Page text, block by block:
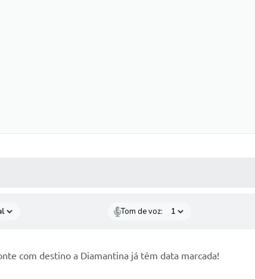
Tom de voz:
com destino a Diamantina já têm data marcada!